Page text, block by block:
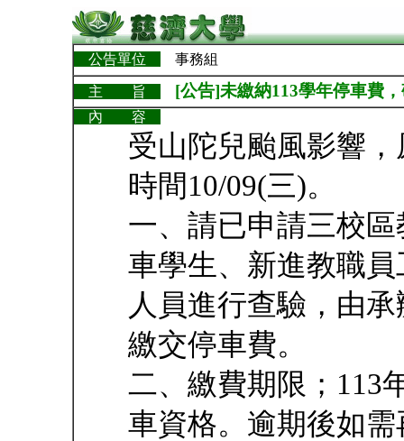
公告單位 事務組
主 旨 [公告]未繳納113學年停車費
內 容
受山陀兒颱風影響
時間10/09(三)。
一、請已申請三校
車學生、新進教職
人員進行查驗，由
繳交停車費。
二、繳費期限；113
車資格。逾期後如